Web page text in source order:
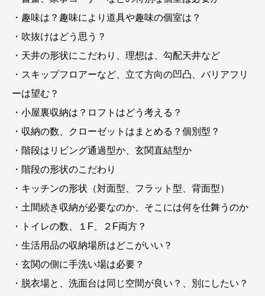
・趣味は？趣味により道具や趣味の個室は？
・吹抜けはどう思う？
・天井の形状にこだわり、理想は、勾配天井など
・スキップフロアーなど、立て方向の凹凸、バリアフリ
ーは望む？
・小屋裏収納は？ロフトはどう考える？
・収納の数、クローゼットはまとめる？個別型？
・階段はリビング通過型か、玄関直結型か
・階段の形状のこだわり
・キッチンの形状（対面型、フラット型、背面型）
・土間続き収納が必要なのか、そこには何を仕舞うのか
・トイレの数、１F、２F両方？
・生活用品の収納場所はどこがいい？
・玄関の側に手洗い場は必要？
・脱衣場と、洗面台は同じ空間が良い？、別にしたい？